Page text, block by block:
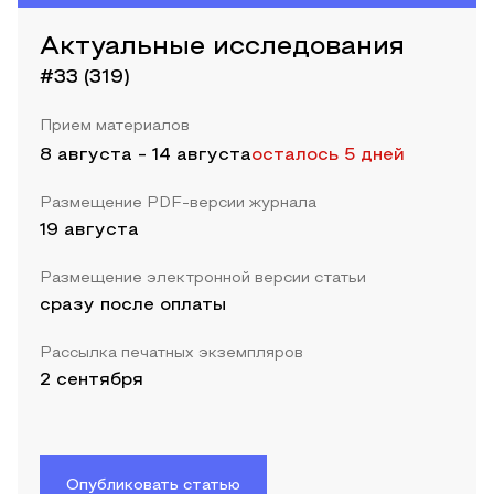
Актуальные исследования
#33 (319)
Прием материалов
8 августа - 14 августаосталось 5 дней
Размещение PDF-версии журнала
19 августа
Размещение электронной версии статьи
сразу после оплаты
Рассылка печатных экземпляров
2 сентября
Опубликовать статью